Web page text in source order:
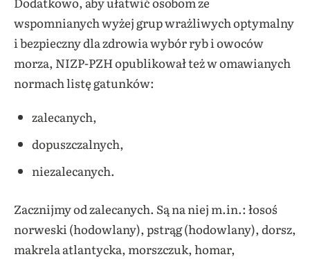
wspomnianych wyżej grup wrażliwych optymalny
i bezpieczny dla zdrowia wybór ryb i owoców
morza, NIZP-PZH opublikował też w omawianych
normach listę gatunków:
zalecanych,
dopuszczalnych,
niezalecanych.
Zacznijmy od zalecanych. Są na niej m.in.: łosoś
norweski (hodowlany), pstrąg (hodowlany), dorsz,
makrela atlantycka, morszczuk, homar,